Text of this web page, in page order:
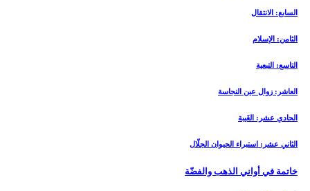
السابع: الانتقال
الثامن: الإسلام
التاسع: التبعية
العاشر: زوال عين النجاسة
الحادي عشر: الغَيبة
الثاني عشر: استبراء الحيوان الجلّال
خاتمة في أواني الذهب والفضّة